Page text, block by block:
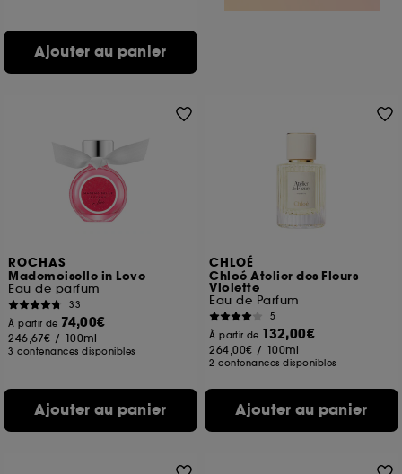
Ajouter au panier
ROCHAS
Mademoiselle in Love
Eau de parfum
33
À partir de 74,00€
246,67€ / 100ml
3 contenances disponibles
Ajouter au panier
CHLOÉ
Chloé Atelier des Fleurs
Violette
Eau de Parfum
5
À partir de 132,00€
264,00€ / 100ml
2 contenances disponibles
Ajouter au panier